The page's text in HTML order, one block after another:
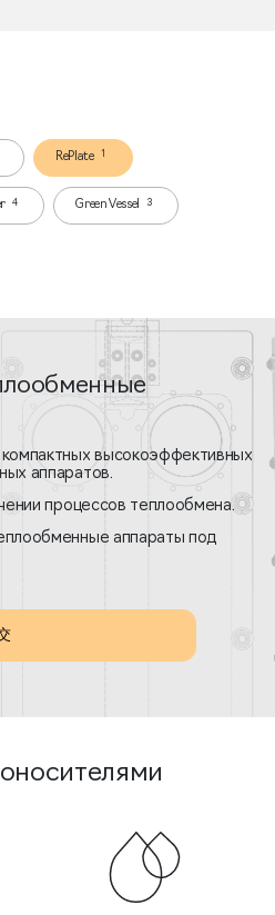
RePlate 1
4 GreenVessel 3
высокоэффективных
аппаратов.
процессов теплообмена.
аппараты под